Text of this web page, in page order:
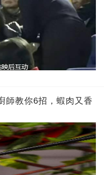
師教你6招，蝦肉又香